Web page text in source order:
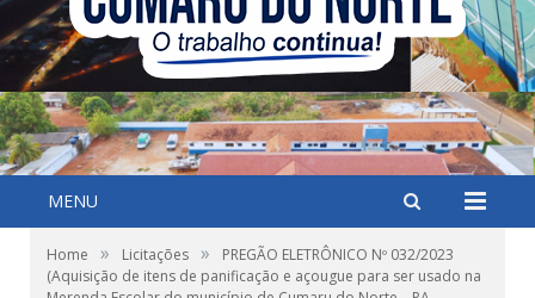
MENU
Home » Licitações »
PREGÃO ELETRÔNICO Nº 032/2023
(Aquisição de itens de panificação e açougue para ser usado na